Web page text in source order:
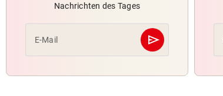
Nachrichten des Tages
E-Mail send
Abschicken